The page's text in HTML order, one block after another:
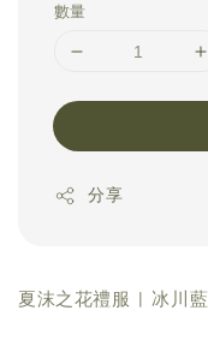
數量
分享
夏沫之花禮服 | 冰川藍